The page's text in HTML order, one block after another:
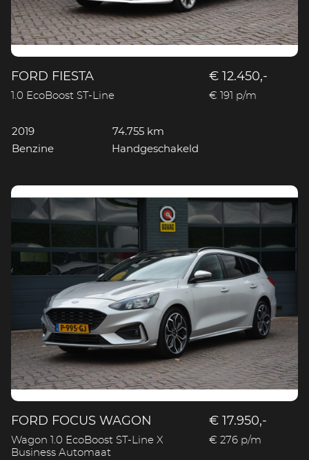
FORD FIESTA
1.0 EcoBoost ST-Line
€ 12.450,-
€ 191 p/m
2019
74.755 km
Benzine
Handgeschakeld
FORD FOCUS WAGON
Wagon 1.0 EcoBoost ST-Line X
Business Automaat
€ 17.950,-
€ 276 p/m